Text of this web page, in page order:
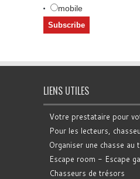
mobile
LIENS UTILES
Votre prestataire pour
Pour les lecteurs,
Organiser une chasse au
Escape room - Escape
Chasseurs de trésors